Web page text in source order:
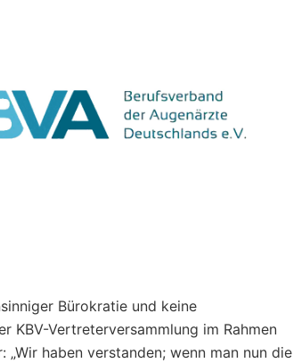
Bürokratie und keine
KBV-Vertreterversammlung im Rahmen
haben verstanden; wenn man nun die